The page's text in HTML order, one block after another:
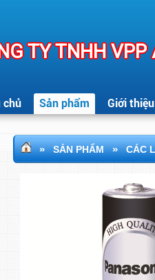
TY TNHH
chủ Sản phẩm Giới thiệu
» SẢN PHẨM » CÁC